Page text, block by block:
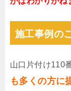
施工事例の
山口片付け110
も多くの方に